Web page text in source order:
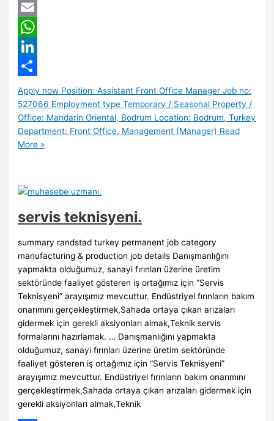
Twitter
Email
WhatsApp
LinkedIn
Share
Apply now Position: Assistant Front Office Manager Job no:
527066 Employment type Temporary / Seasonal Property /
Office: Mandarin Oriental, Bodrum Location: Bodrum, Turkey
Department: Front Office, Management (Manager) Read
More »
servis teknisyeni.
summary randstad turkey permanent job category
manufacturing & production job details Danışmanlığını
yapmakta olduğumuz, sanayi fırınları üzerine üretim
sektöründe faaliyet gösteren iş ortağımız için “Servis
Teknisyeni” arayışımız mevcuttur. Endüstriyel fırınların bakım
onarımını gerçekleştirmek,Sahada ortaya çıkan arızaları
gidermek için gerekli aksiyonları almak,Teknik servis
formalarını hazırlamak. … Danışmanlığını yapmakta
olduğumuz, sanayi fırınları üzerine üretim sektöründe
faaliyet gösteren iş ortağımız için “Servis Teknisyeni”
arayışımız mevcuttur. Endüstriyel fırınların bakım onarımını
gerçekleştirmek,Sahada ortaya çıkan arızaları gidermek için
gerekli aksiyonları almak,Teknik